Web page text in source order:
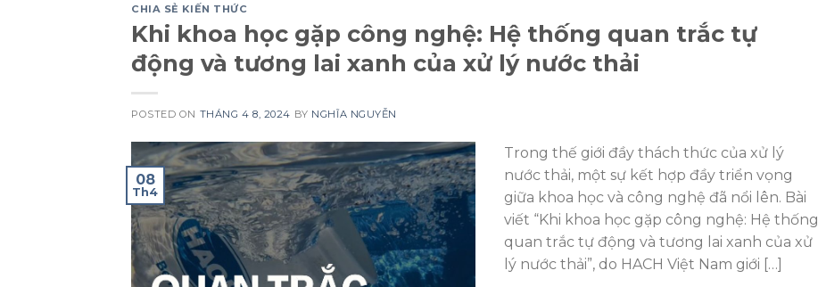
CHIA SẺ KIẾN THỨC
Khi khoa học gặp công nghệ: Hệ thống quan trắc tự
động và tương lai xanh của xử lý nước thải
POSTED ON THÁNG 4 8, 2024 BY NGHĨA NGUYỄN
08
Th4
Trong thế giới đầy thách thức của xử lý
nước thải, một sự kết hợp đầy triển vọng
giữa khoa học và công nghệ đã nổi lên. Bài
viết “Khi khoa học gặp công nghệ: Hệ thống
quan trắc tự động và tương lai xanh của xử
lý nước thải”, do HACH Việt Nam giới […]